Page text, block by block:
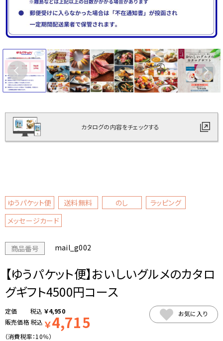
カタログの内容をチェックする
ゆうパケット便 送料無料 のし
ラッピング
メッセージカード
商品番号 mail_g002
【ゆうパケット便】おいしいグルメのカタロ
グギフト4500円コース
税込 ￥4,950
販売価格税込 ￥4,715
（消費税率：10％）
お気に入り